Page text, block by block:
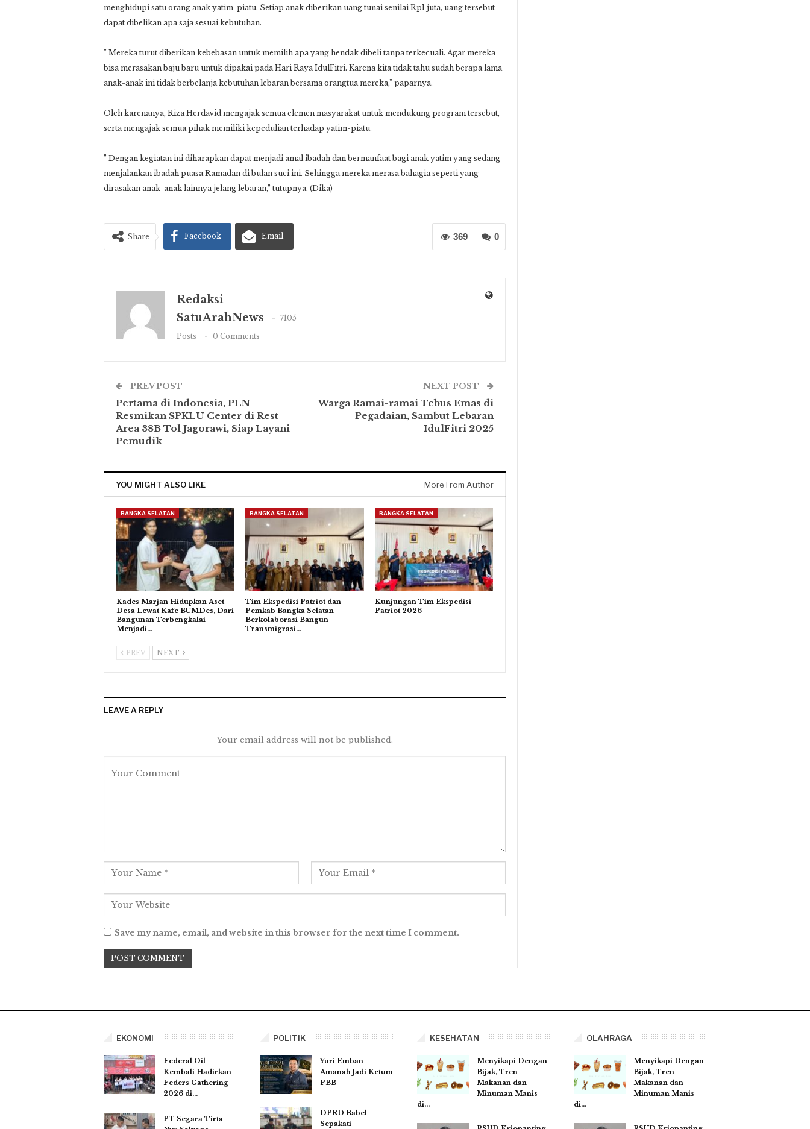
menghidupi satu orang anak yatim-piatu. Setiap anak diberikan uang tunai senilai Rp1 juta, uang tersebut
dapat dibelikan apa saja sesuai kebutuhan.
” Mereka turut diberikan kebebasan untuk memilih apa yang hendak dibeli tanpa terkecuali. Agar mereka
bisa merasakan baju baru untuk dipakai pada Hari Raya IdulFitri. Karena kita tidak tahu sudah berapa lama
anak-anak ini tidak berbelanja kebutuhan lebaran bersama orangtua mereka,” paparnya.
Oleh karenanya, Riza Herdavid mengajak semua elemen masyarakat untuk mendukung program tersebut,
serta mengajak semua pihak memiliki kepedulian terhadap yatim-piatu.
” Dengan kegiatan ini diharapkan dapat menjadi amal ibadah dan bermanfaat bagi anak yatim yang sedang
menjalankan ibadah puasa Ramadan di bulan suci ini. Sehingga mereka merasa bahagia seperti yang
dirasakan anak-anak lainnya jelang lebaran,” tutupnya. (Dika)
0
369
Share Facebook Email
Redaksi
SatuArahNews
7105
Posts
0 Comments
PREV POST
Pertama di Indonesia, PLN
Resmikan SPKLU Center di Rest
Area 38B Tol Jagorawi, Siap Layani
Pemudik
NEXT POST
Warga Ramai-ramai Tebus Emas di
Pegadaian, Sambut Lebaran
IdulFitri 2025
YOU MIGHT ALSO LIKE More From Author
BANGKA SELATAN
Kades Marjan Hidupkan Aset
Desa Lewat Kafe BUMDes, Dari
Bangunan Terbengkalai
Menjadi…
BANGKA SELATAN
Tim Ekspedisi Patriot dan
Pemkab Bangka Selatan
Berkolaborasi Bangun
Transmigrasi…
BANGKA SELATAN
Kunjungan Tim Ekspedisi
Patriot 2026
PREV NEXT
LEAVE A REPLY
Your email address will not be published.
Save my name, email, and website in this browser for the next time I comment.
EKONOMI
Federal Oil
Kembali Hadirkan
Feders Gathering
2026 di…
PT Segara Tirta
POLITIK
Yuri Emban
Amanah Jadi Ketum
PBB
DPRD Babel
Sepakati
KESEHATAN
Menyikapi Dengan
Bijak, Tren
Makanan dan
Minuman Manis
di…
OLAHRAGA
Menyikapi Dengan
Bijak, Tren
Makanan dan
Minuman Manis
di…